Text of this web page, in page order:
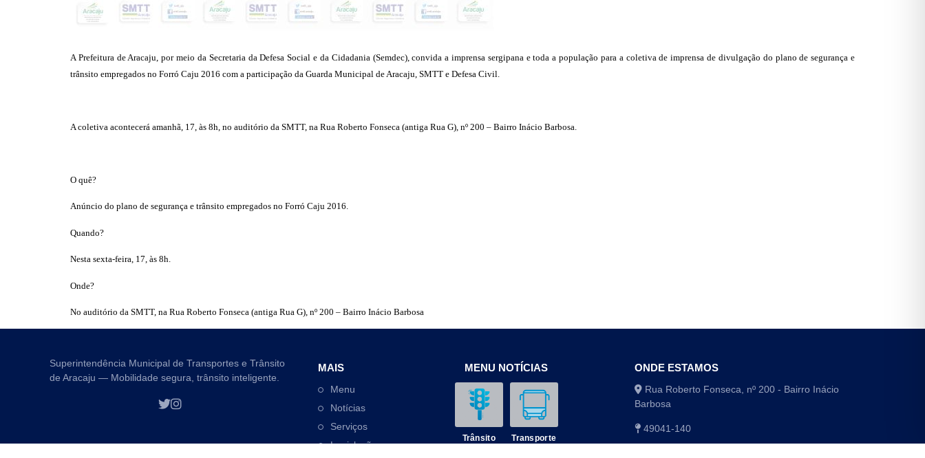
A Prefeitura de Aracaju, por meio da Secretaria da Defesa Social e da Cidadania (Semdec), convida a imprensa sergipana e toda a população para a coletiva de imprensa de divulgação do plano de segurança e
trânsito empregados no Forró Caju 2016 com a participação da Guarda Municipal de Aracaju, SMTT e Defesa Civil.
A coletiva acontecerá amanhã, 17, às 8h, no auditório da SMTT, na Rua Roberto Fonseca (antiga Rua G), nº 200 – Bairro Inácio Barbosa.
O quê?
Anúncio do plano de segurança e trânsito empregados no Forró Caju 2016.
Quando?
Nesta sexta-feira, 17, às 8h.
Onde?
No auditório da SMTT, na Rua Roberto Fonseca (antiga Rua G), nº 200 – Bairro Inácio Barbosa
Superintendência Municipal de Transportes e Trânsito
de Aracaju — Mobilidade segura, trânsito inteligente.
MAIS
Menu
Notícias
Serviços
Legislação
MENU NOTÍCIAS
Trânsito Transporte
ONDE ESTAMOS
Rua Roberto Fonseca, nº 200 - Bairro Inácio
Barbosa
49041-140